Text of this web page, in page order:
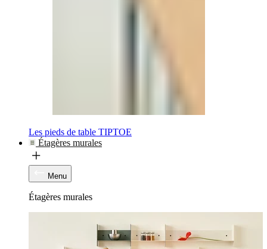
Les pieds de table TIPTOE
Étagères murales
Menu
Étagères murales